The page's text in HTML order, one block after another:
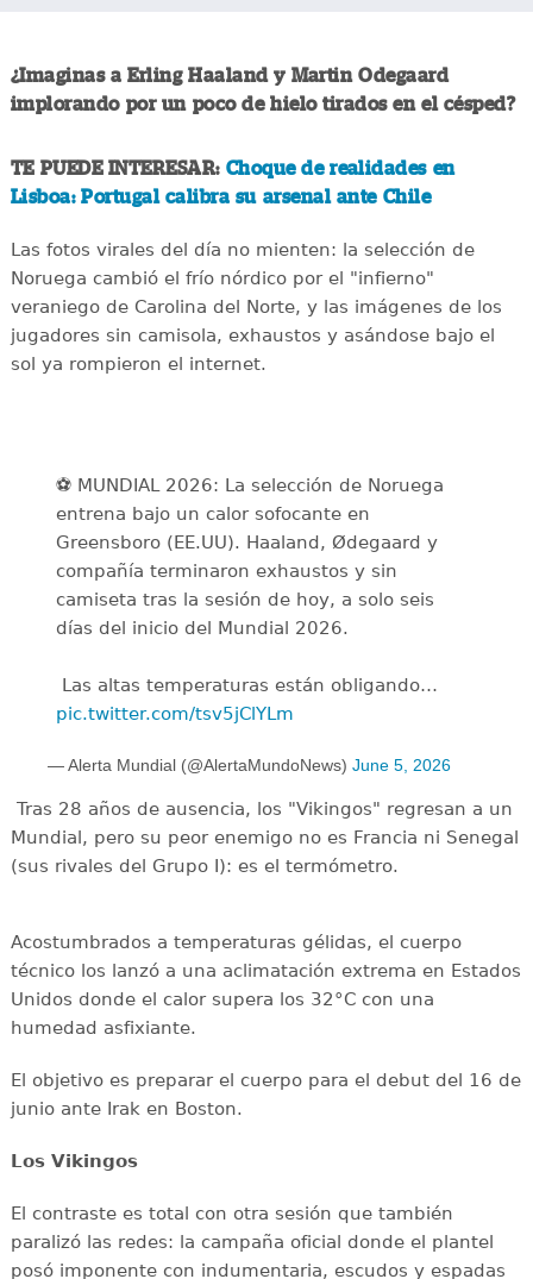
¿Imaginas a Erling Haaland y Martin Odegaard
implorando por un poco de hielo tirados en el césped?
TE PUEDE INTERESAR: Choque de realidades en
Lisboa: Portugal calibra su arsenal ante Chile
Las fotos virales del día no mienten: la selección de
Noruega cambió el frío nórdico por el "infierno"
veraniego de Carolina del Norte, y las imágenes de los
jugadores sin camisola, exhaustos y asándose bajo el
sol ya rompieron el internet.
⚽️ MUNDIAL 2026: La selección de Noruega
entrena bajo un calor sofocante en
Greensboro (EE.UU). Haaland, Ødegaard y
compañía terminaron exhaustos y sin
camiseta tras la sesión de hoy, a solo seis
días del inicio del Mundial 2026.
️ Las altas temperaturas están obligando…
pic.twitter.com/tsv5jClYLm
— Alerta Mundial (@AlertaMundoNews) June 5, 2026
Tras 28 años de ausencia, los "Vikingos" regresan a un
Mundial, pero su peor enemigo no es Francia ni Senegal
(sus rivales del Grupo I): es el termómetro.
Acostumbrados a temperaturas gélidas, el cuerpo
técnico los lanzó a una aclimatación extrema en Estados
Unidos donde el calor supera los 32°C con una
humedad asfixiante.
El objetivo es preparar el cuerpo para el debut del 16 de
junio ante Irak en Boston.
Los Vikingos
El contraste es total con otra sesión que también
paralizó las redes: la campaña oficial donde el plantel
posó imponente con indumentaria, escudos y espadas